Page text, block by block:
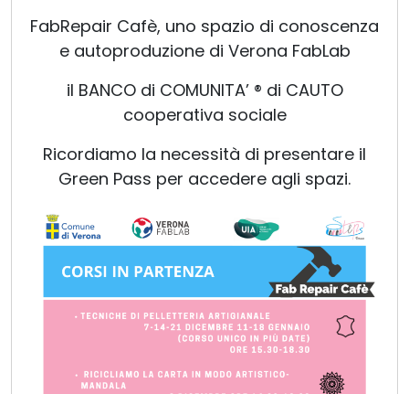
FabRepair Cafè, uno spazio di conoscenza
e autoproduzione di Verona FabLab
il BANCO di COMUNITA’ ® di CAUTO
cooperativa sociale
Ricordiamo la necessità di presentare il
Green Pass per accedere agli spazi.